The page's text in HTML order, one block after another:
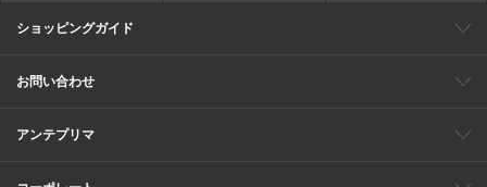
ショッピングガイド
会員特典
ご購入・配送について
返品について
ギフト包装
FAQ
サイトマップ
お問い合わせ
メールでのお問い合わせ
お修理についてのお問い合わせ
アンテプリマ